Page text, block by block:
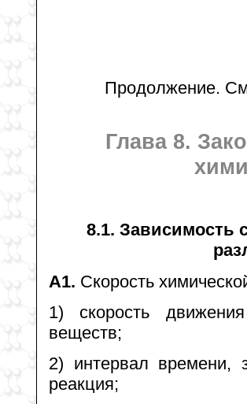
Продолжение.
Глава 8.
8.1. Зависимость
А1. Скорость
1) скорость
веществ;
2) интервал времени,
реакция;